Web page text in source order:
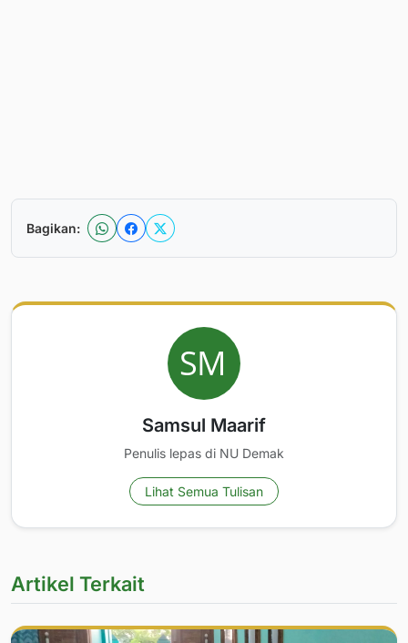
Bagikan:
Samsul Maarif
Penulis lepas di NU Demak
Lihat Semua Tulisan
Artikel Terkait